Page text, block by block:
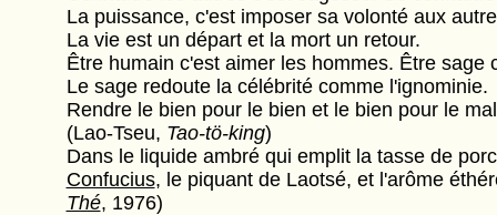
La puissance, c'est imposer sa volonté aux
La vie est un départ et la mort un retour.
Être humain c'est aimer les hommes. Être sage
Le sage redoute la célébrité comme l'ignominie.
Rendre le bien pour le bien et le bien pour le
(Lao-Tseu, Tao-tö-king)
Dans le liquide ambré qui emplit la tasse de
Confucius, le piquant de Laotsé, et l'arôme
Thé, 1976)